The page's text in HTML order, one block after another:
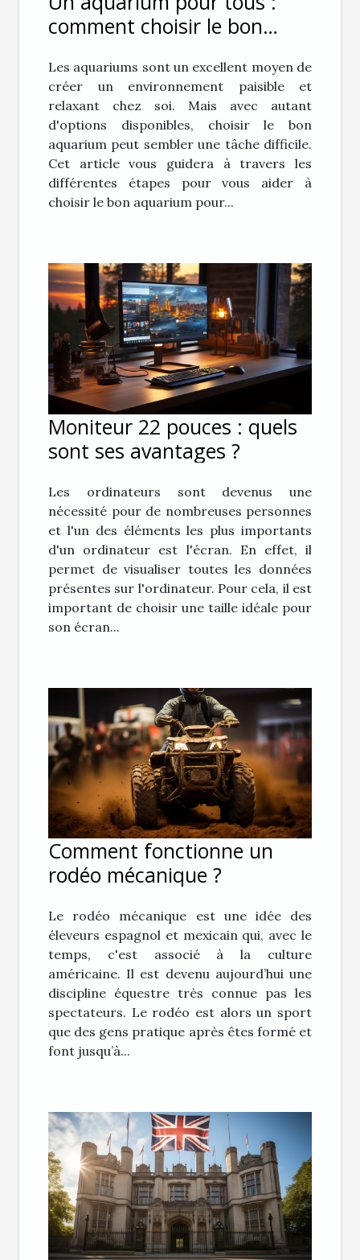
comment choisir le bon
Les aquariums sont un excellent moyen de
créer un environnement paisible et
relaxant chez soi. Mais avec autant
d'options disponibles, choisir le bon
aquarium peut sembler une tâche difficile.
Cet article vous guidera à travers les
différentes étapes pour vous aider à
choisir le bon aquarium pour...
Moniteur 22 pouces : quels
sont ses avantages ?
Les ordinateurs sont devenus une
nécessité pour de nombreuses personnes
et l'un des éléments les plus importants
d'un ordinateur est l'écran. En effet, il
permet de visualiser toutes les données
présentes sur l'ordinateur. Pour cela, il est
important de choisir une taille idéale pour
son écran...
Comment fonctionne un
rodéo mécanique ?
Le rodéo mécanique est une idée des
éleveurs espagnol et mexicain qui, avec le
temps, c'est associé à la culture
américaine. Il est devenu aujourd’hui une
discipline équestre très connue pas les
spectateurs. Le rodéo est alors un sport
que des gens pratique après êtes formé et
font jusqu’à...